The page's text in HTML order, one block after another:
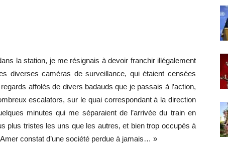
la station, je me résignais à devoir franchir illégalement
diverses caméras de surveillance, qui étaient censées
affolés de divers badauds que je passais à l’action,
escalators, sur le quai correspondant à la direction
minutes qui me séparaient de l’arrivée du train en
plus tristes les uns que les autres, et bien trop occupés à
constat d’une société perdue à jamais… »